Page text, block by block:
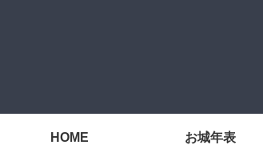
HOME お城年表